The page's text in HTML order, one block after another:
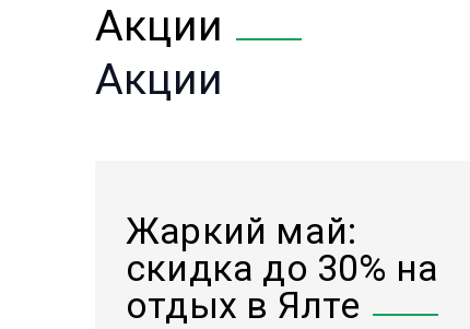
Акции
Акции
Жаркий май:
скидка до 30% на
отдых в Ялте